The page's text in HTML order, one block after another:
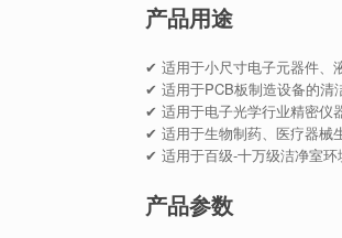
产品用途
✔ 适用于小尺寸电子元器件、
✔ 适用于PCB板制造设备的清
✔ 适用于电子光学行业精密仪
✔ 适用于生物制药、医疗器械
✔ 适用于百级-十万级洁净室环
产品参数